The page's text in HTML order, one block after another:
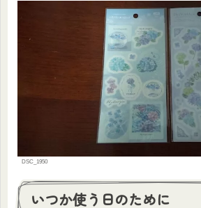
DSC_1950
いつか使う日のために